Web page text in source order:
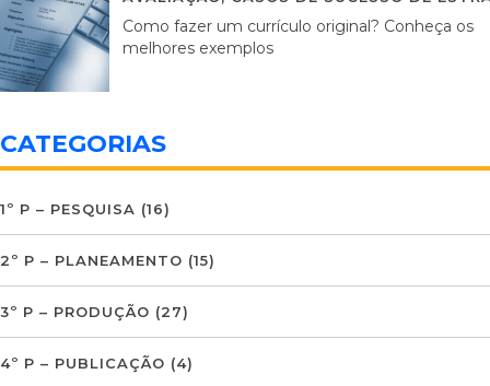
Como fazer um currículo original? Conheça os
melhores exemplos
CATEGORIAS
1º P – PESQUISA (16)
2º P – PLANEAMENTO (15)
3º P – PRODUÇÃO (27)
4º P – PUBLICAÇÃO (4)